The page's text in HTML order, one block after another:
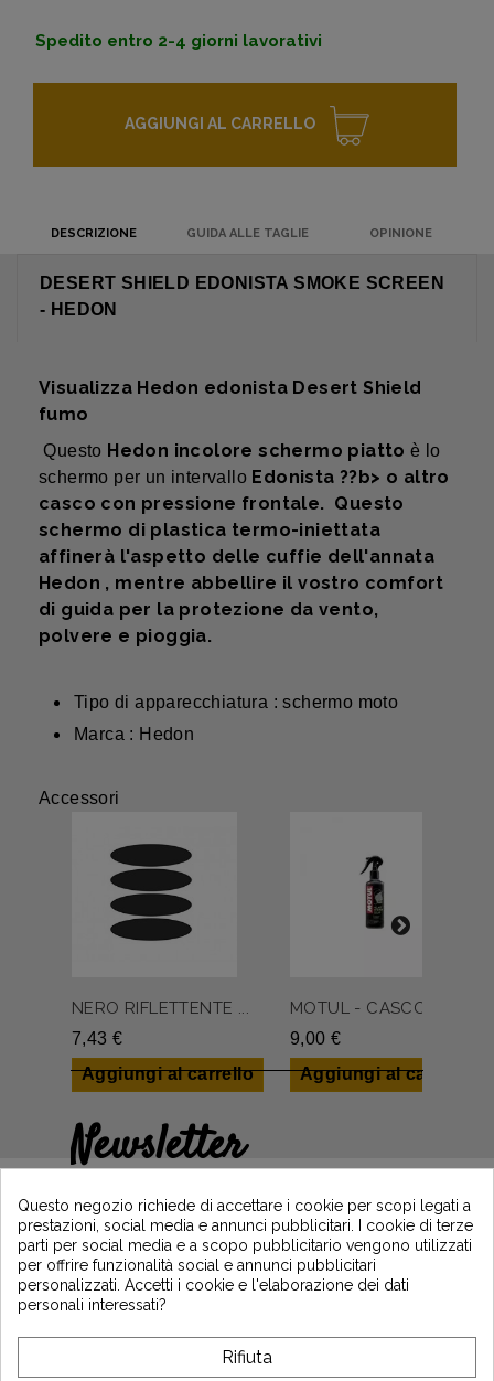
Spedito entro 2-4 giorni lavorativi
AGGIUNGI AL CARRELLO
DESCRIZIONE GUIDA ALLE TAGLIE OPINIONE
DESERT SHIELD EDONISTA SMOKE SCREEN
- HEDON
Visualizza Hedon edonista Desert Shield
fumo
Questo Hedon incolore schermo piattoè lo
schermo per un intervallo Edonista ??b> o altro
casco con pressione frontale. Questo
schermo di plastica termo-iniettata
affinerà l'aspetto delle cuffie dell'annata
Hedon , mentre abbellire il vostro comfort
di guida per la protezione da vento,
polvere e pioggia.
Tipo di apparecchiatura : schermo moto
Marca : Hedon
Accessori
NERO RIFLETTENTE ...
7,43 €
Aggiungi al carrello
MOTUL - CASCO PUL...
9,00 €
Aggiungi al carrello
Newsletter
iscrivendoti e resta informato sulle ultime
notizie di Vintage Motors
*Dès 99€ d'achat. En vous abonnant à notre newsletter, vous reconnaissez avoir pris
l'acceptez.
Questo negozio richiede di accettare i cookie per scopi legati a
prestazioni, social media e annunci pubblicitari. I cookie di terze
parti per social media e a scopo pubblicitario vengono utilizzati
per offrire funzionalità social e annunci pubblicitari
personalizzati. Accetti i cookie e l'elaborazione dei dati
personali interessati?
Rifiuta